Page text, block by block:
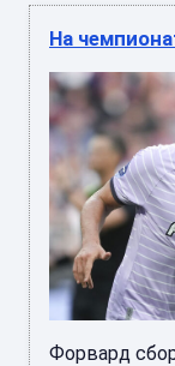
На
Форвард